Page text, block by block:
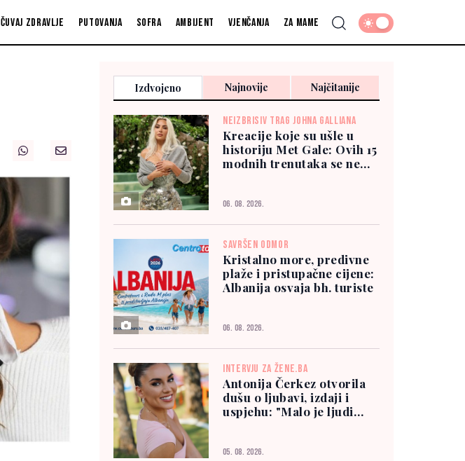
Čuvaj zdravlje Putovanja Sofra Ambijent Vjenčanja Za mame
Izdvojeno Najnovije Najčitanije
NEIZBRISIV TRAG JOHNA GALLIANA
Kreacije koje su ušle u
historiju Met Gale: Ovih 15
modnih trenutaka se ne
06. 08. 2026.
SAVRŠEN ODMOR
Kristalno more, predivne
plaže i pristupačne cijene:
Albanija osvaja bh. turiste
06. 08. 2026.
INTERVJU ZA ŽENE.BA
Antonija Čerkez otvorila
dušu o ljubavi, izdaji i
uspjehu: "Malo je ljudi
05. 08. 2026.